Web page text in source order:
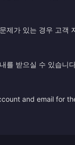
가 있는 경우 고객
받으실 수 있습
and email for